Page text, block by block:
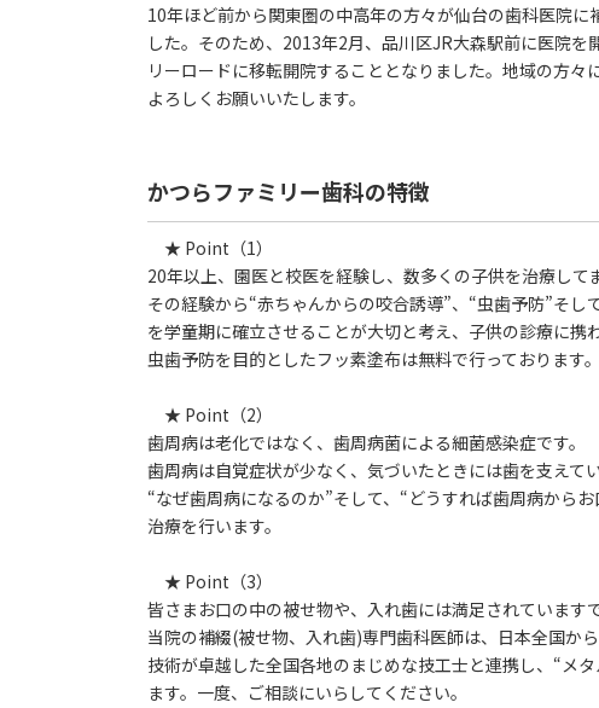
10年ほど前から関東圏の中高年の方々が仙台の歯科医院
した。そのため、2013年2月、品川区JR大森駅前に医院
リーロードに移転開院することとなりました。地域の方
よろしくお願いいたします。
かつらファミリー歯科の特徴
★ Point（1）
20年以上、園医と校医を経験し、数多くの子供を治療して
その経験から“赤ちゃんからの咬合誘導”、“虫歯予防”そ
を学童期に確立させることが大切と考え、子供の診療に携
虫歯予防を目的としたフッ素塗布は無料で行っております。
★ Point（2）
歯周病は老化ではなく、歯周病菌による細菌感染症です。
歯周病は自覚症状が少なく、気づいたときには歯を支えて
“なぜ歯周病になるのか”そして、“どうすれば歯周病から
治療を行います。
★ Point（3）
皆さまお口の中の被せ物や、入れ歯には満足されています
当院の補綴(被せ物、入れ歯)専門歯科医師は、日本全国か
技術が卓越した全国各地のまじめな技工士と連携し、“メ
ます。一度、ご相談にいらしてください。